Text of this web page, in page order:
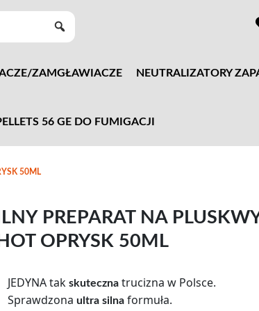
ZAMGŁAWIACZE NEUTRALIZATORY
56 GE DO FUMIGACJI
50ML
PREPARAT NA
OPRYSK 50ML
JEDYNA tak skuteczna trucizna w Polsce.
Sprawdzona ultra silna formuła.